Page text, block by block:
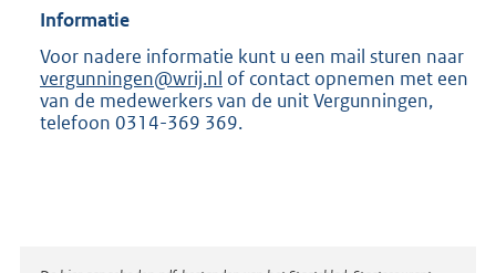
Informatie
Voor nadere informatie kunt u een mail sturen naar
vergunningen@wrij.nl of contact opnemen met een
van de medewerkers van de unit Vergunningen,
telefoon 0314-369 369.